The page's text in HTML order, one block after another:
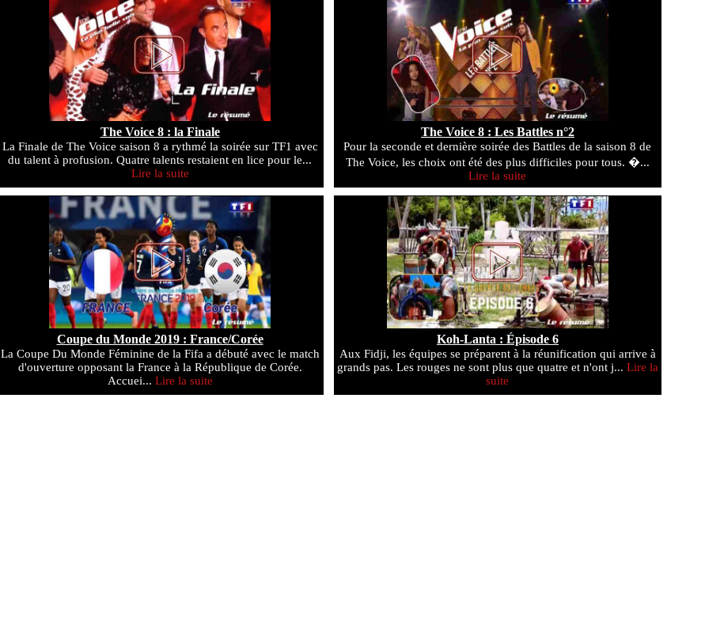
The Voice 8 : la Finale
La Finale de The Voice saison 8 a rythmé la soirée sur TF1 avec
du talent à profusion. Quatre talents restaient en lice pour le...
Lire la suite
The Voice 8 : Les Battles n°2
Pour la seconde et dernière soirée des Battles de la saison 8 de
The Voice, les choix ont été des plus difficiles pour tous. �...
Lire la suite
Coupe du Monde 2019 : France/Corée
La Coupe Du Monde Féminine de la Fifa a débuté avec le match
d'ouverture opposant la France à la République de Corée.
Accuei... Lire la suite
Koh-Lanta : Épisode 6
Aux Fidji, les équipes se préparent à la réunification qui arrive à
grands pas. Les rouges ne sont plus que quatre et n'ont j... Lire la
suite